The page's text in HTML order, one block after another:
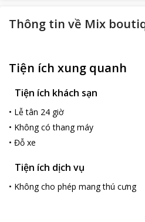
Thông tin về Mix
Tiện ích xung quanh
Tiện ích khách sạn
• Lễ tân 24 giờ
• Không có thang máy
• Đỗ xe
Tiện ích dịch vụ
• Không cho phép mang thú cưng